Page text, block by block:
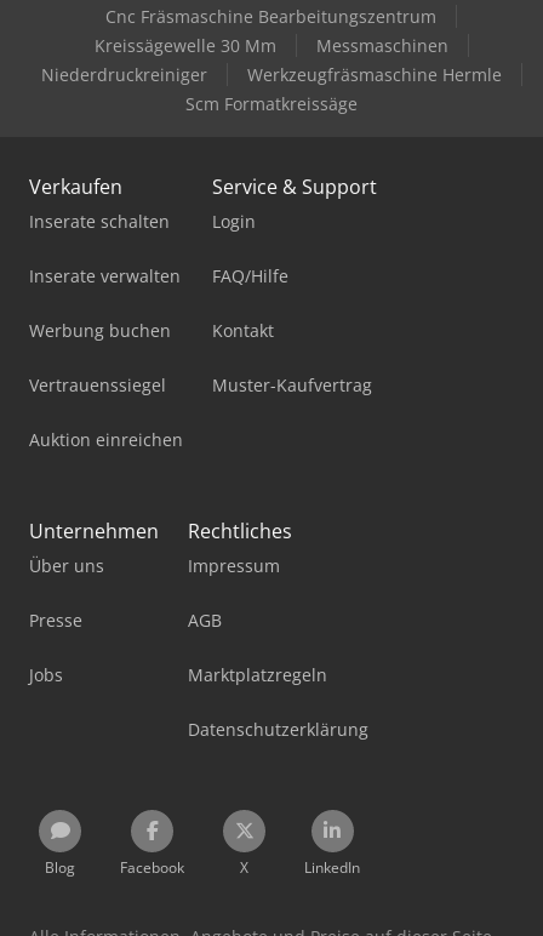
Cnc Fräsmaschine Bearbeitungszentrum
Kreissägewelle 30 Mm
Messmaschinen
Niederdruckreiniger
Werkzeugfräsmaschine Hermle
Scm Formatkreissäge
Verkaufen
Inserate schalten
Inserate verwalten
Werbung buchen
Vertrauenssiegel
Auktion einreichen
Service & Support
Login
FAQ/Hilfe
Kontakt
Muster-Kaufvertrag
Unternehmen
Über uns
Presse
Jobs
Rechtliches
Impressum
AGB
Marktplatzregeln
Datenschutzerklärung
Blog Facebook X LinkedIn